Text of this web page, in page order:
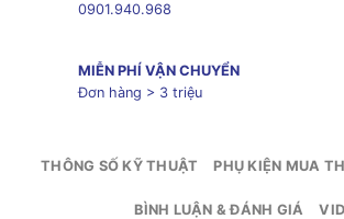
0901.940.968
MIỄN PHÍ VẬN CHUYỂN
Đơn hàng > 3 triệu
THÔNG SỐ KỸ THUẬT PHỤ KIỆN MUA
BÌNH LUẬN & ĐÁNH GIÁ